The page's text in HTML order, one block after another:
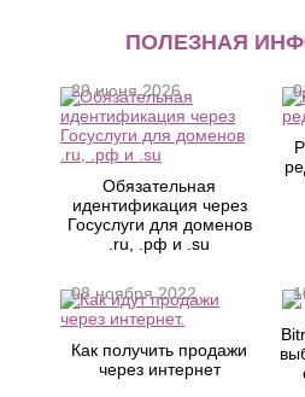
ПОЛЕЗНАЯ
Обязательная
идентификация через
Госуслуги для доменов
.ru, .рф и .su
29 июня 2026
Как получить продажи
через интернет
08 ноября 2022